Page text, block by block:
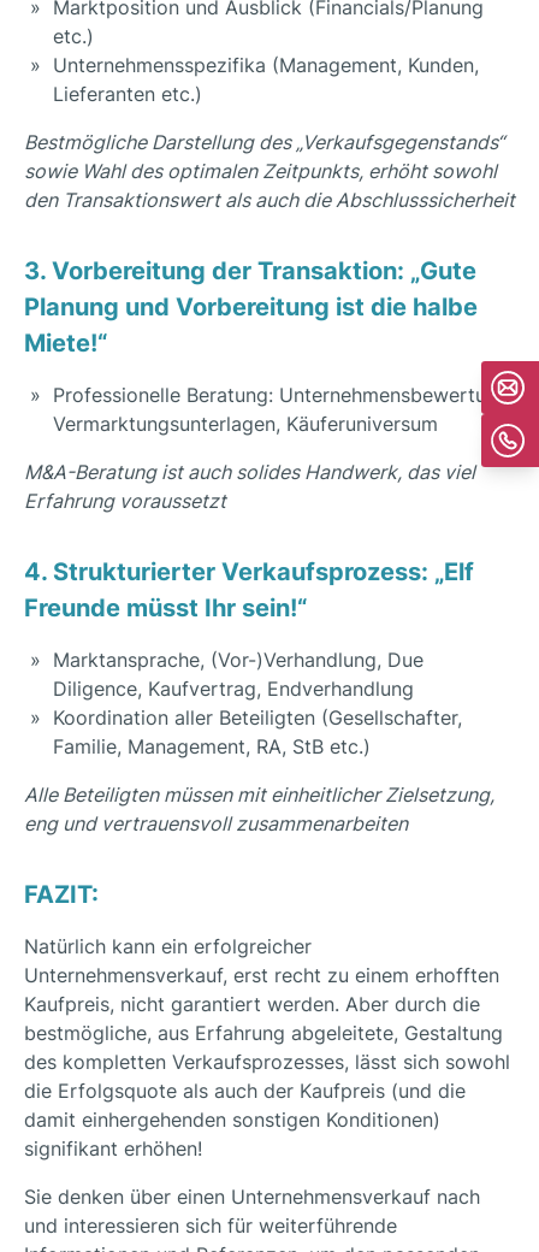
Marktposition und Ausblick (Financials/Planung
etc.)
Unternehmensspezifika (Management, Kunden,
Lieferanten etc.)
Bestmögliche Darstellung des „Verkaufsgegenstands“
sowie Wahl des optimalen Zeitpunkts, erhöht sowohl
den Transaktionswert als auch die Abschlusssicherheit
3. Vorbereitung der Transaktion: „Gute
Planung und Vorbereitung ist die halbe
Miete!“
Professionelle Beratung: Unternehmensbewertung,
Vermarktungsunterlagen, Käuferuniversum
M&A-Beratung ist auch solides Handwerk, das viel
Erfahrung voraussetzt
4. Strukturierter Verkaufsprozess: „Elf
Freunde müsst Ihr sein!“
Marktansprache, (Vor-)Verhandlung, Due
Diligence, Kaufvertrag, Endverhandlung
Koordination aller Beteiligten (Gesellschafter,
Familie, Management, RA, StB etc.)
Alle Beteiligten müssen mit einheitlicher Zielsetzung,
eng und vertrauensvoll zusammenarbeiten
FAZIT:
Natürlich kann ein erfolgreicher
Unternehmensverkauf, erst recht zu einem erhofften
Kaufpreis, nicht garantiert werden. Aber durch die
bestmögliche, aus Erfahrung abgeleitete, Gestaltung
des kompletten Verkaufsprozesses, lässt sich sowohl
die Erfolgsquote als auch der Kaufpreis (und die
damit einhergehenden sonstigen Konditionen)
signifikant erhöhen!
Sie denken über einen Unternehmensverkauf nach
und interessieren sich für weiterführende